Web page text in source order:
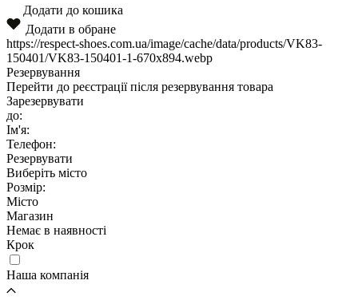
Додати до кошика
Додати в обране
https://respect-shoes.com.ua/image/cache/data/products/VK83-
150401/VK83-150401-1-670x894.webp
Резервування
Перейти до реєстрації після резервування товара
Зарезервувати
до:
Ім'я:
Телефон:
Резервувати
Виберіть місто
Розмір:
Місто
Магазин
Немає в наявності
Крок
Наша компанія